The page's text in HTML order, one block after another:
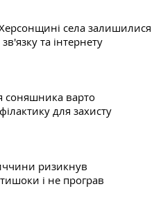
села залишилися
та інтернету
соняшника варто
для захисту
ризикнув
і не програв